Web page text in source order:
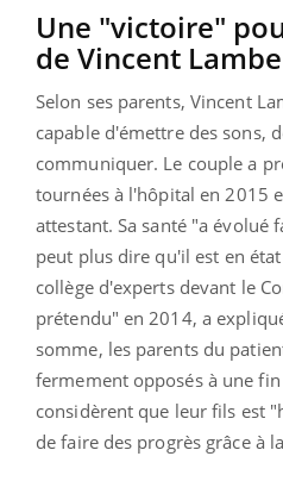
Une "victoire"
de Vincent
Selon ses parents, Vincent
capable d'émettre des sons,
communiquer. Le couple a
tournées à l'hôpital en 2015
attestant. Sa santé "a évolué
peut plus dire qu'il est en
collège d'experts devant le
prétendu" en 2014, a
somme, les parents du
fermement opposés à une
considèrent que leur fils est
de faire des progrès grâce à